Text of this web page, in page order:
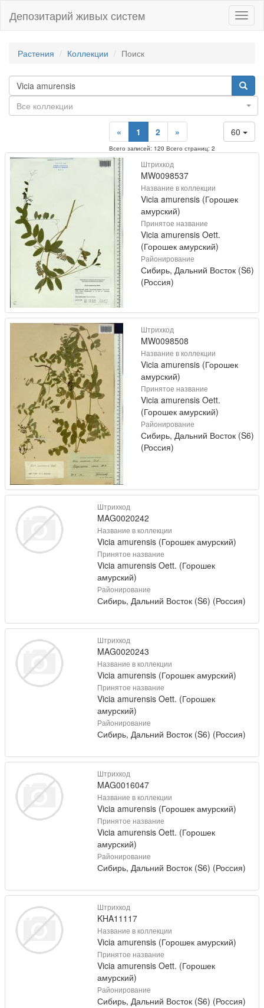
Депозитарий живых систем
Растения Коллекции Поиск
Все коллекции
60
« 1 2 »
Всего записей: 120 Всего страниц: 2
Штрихкод
MW0098537
Название в коллекции
Vicia amurensis (Горошек
амурский)
Принятое название
Vicia amurensis Oett.
(Горошек амурский)
Районирование
Сибирь, Дальний Восток (S6)
(Россия)
Штрихкод
MW0098508
Название в коллекции
Vicia amurensis (Горошек
амурский)
Принятое название
Vicia amurensis Oett.
(Горошек амурский)
Районирование
Сибирь, Дальний Восток (S6)
(Россия)
Штрихкод
MAG0020242
Название в коллекции
Vicia amurensis (Горошек амурский)
Принятое название
Vicia amurensis Oett. (Горошек
амурский)
Районирование
Сибирь, Дальний Восток (S6) (Россия)
Штрихкод
MAG0020243
Название в коллекции
Vicia amurensis (Горошек амурский)
Принятое название
Vicia amurensis Oett. (Горошек
амурский)
Районирование
Сибирь, Дальний Восток (S6) (Россия)
Штрихкод
MAG0016047
Название в коллекции
Vicia amurensis (Горошек амурский)
Принятое название
Vicia amurensis Oett. (Горошек
амурский)
Районирование
Сибирь, Дальний Восток (S6) (Россия)
Штрихкод
KHA11117
Название в коллекции
Vicia amurensis (Горошек амурский)
Принятое название
Vicia amurensis Oett. (Горошек
амурский)
Районирование
Сибирь, Дальний Восток (S6) (Россия)